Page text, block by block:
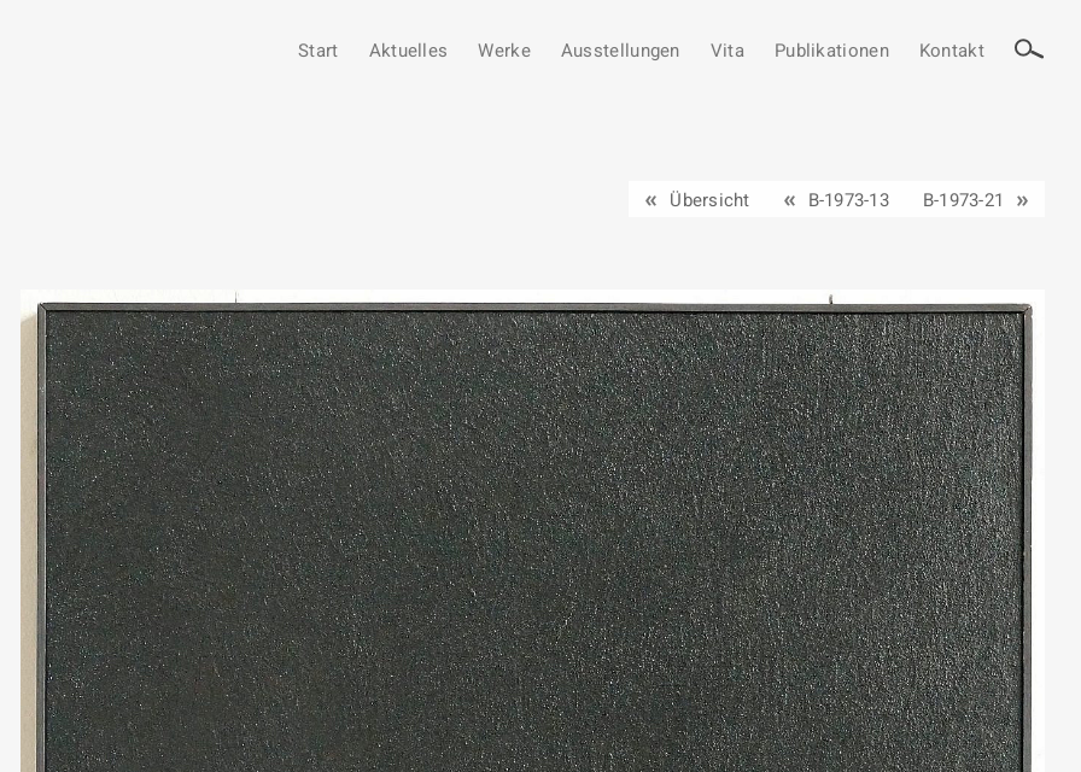
Start Aktuelles Werke Ausstellungen Vita Publikationen Kontakt
Übersicht B-1973-13 B-1973-21